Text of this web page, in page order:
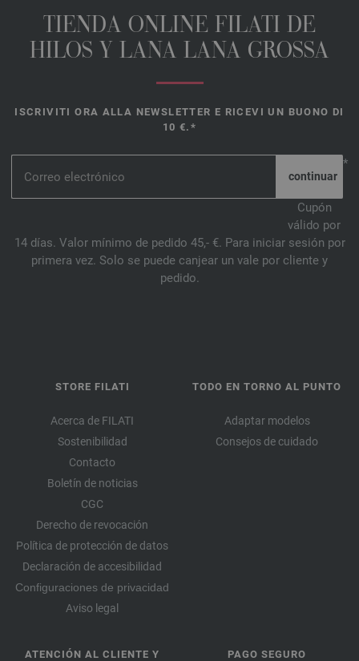
TIENDA ONLINE FILATI DE
HILOS Y LANA LANA GROSSA
ISCRIVITI ORA ALLA NEWSLETTER E RICEVI UN BUONO DI
10 €.*
*
Cupón
válido por
14 días. Valor mínimo de pedido 45,- €. Para iniciar sesión por
primera vez. Solo se puede canjear un vale por cliente y
pedido.
STORE FILATI
Acerca de FILATI
Sostenibilidad
Contacto
Boletín de noticias
CGC
Derecho de revocación
Política de protección de datos
Declaración de accesibilidad
Configuraciones de privacidad
Aviso legal
TODO EN TORNO AL PUNTO
Adaptar modelos
Consejos de cuidado
ATENCIÓN AL CLIENTE Y
PAGO SEGURO